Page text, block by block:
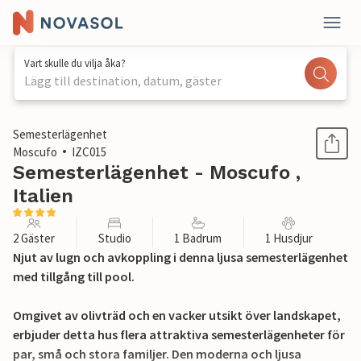
Vart skulle du vilja åka?
Lägg till destination, datum, gäster
1 / 30
Semesterlägenhet
Moscufo
IZC015
Semesterlägenhet - Moscufo ,
Italien
2 Gäster Studio 1 Badrum 1 Husdjur
Njut av lugn och avkoppling i denna ljusa semesterlägenhet
med tillgång till pool.
Omgivet av olivträd och en vacker utsikt över landskapet,
erbjuder detta hus flera attraktiva semesterlägenheter för
par, små och stora familjer. Den moderna och ljusa